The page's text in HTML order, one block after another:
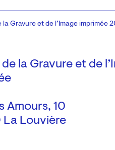
la Gravure et de
Amours, 10
La Louvière
Gravure et de l’Image imprimée